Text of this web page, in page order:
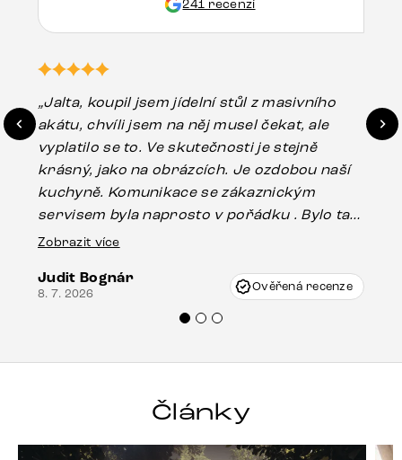
241 recenzí
„Jalta, koupil jsem jídelní stůl z masivního
akátu, chvíli jsem na něj musel čekat, ale
vyplatilo se to. Ve skutečnosti je stejně
krásný, jako na obrázcích. Je ozdobou naší
kuchyně. Komunikace se zákaznickým
servisem byla naprosto v pořádku . Bylo tam
drobné poškození u nohy stolu, které mohlo
Vincze mi velmi korektně vyšli vstříc.
Doporučuji produkty Delife všem.“
Zobrazit více
Judit Bognár
8. 7. 2026 Ověřená recenze
Články